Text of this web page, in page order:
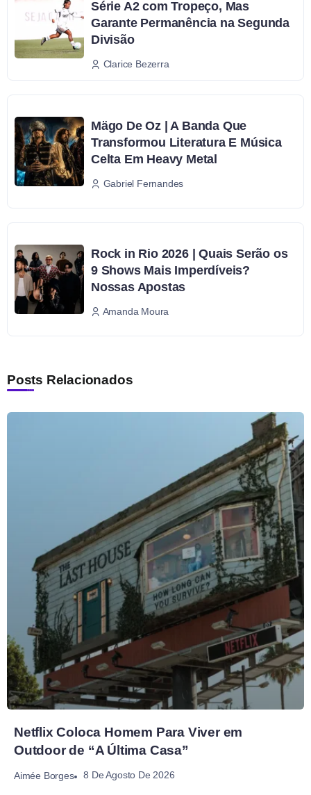
Série A2 com Tropeço, Mas
Garante Permanência na Segunda
Divisão
Clarice Bezerra
Mägo De Oz | A Banda Que
Transformou Literatura E Música
Celta Em Heavy Metal
Gabriel Fernandes
Rock in Rio 2026 | Quais Serão os
9 Shows Mais Imperdíveis?
Nossas Apostas
Amanda Moura
Posts Relacionados
Netflix Coloca Homem Para Viver em
Outdoor de “A Última Casa”
Aimée Borges 8 De Agosto De 2026